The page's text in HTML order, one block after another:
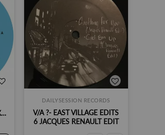
4 TO THE BAR FEAT. ALEXIS P. SUTTER
DAILYSESSION RECORDS
V/A ‎?- EAST VILLAGE EDITS
6 JACQUES RENAULT EDIT